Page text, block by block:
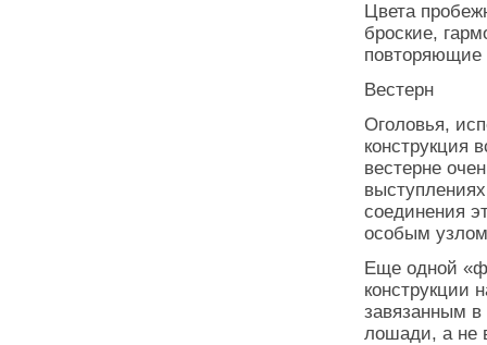
Цвета
броские,
повторяющие
Вестерн
Оголовья,
конструкция
вестерне
соединения
особым
Еще одной
конструкции
завязанным
лошади, а не